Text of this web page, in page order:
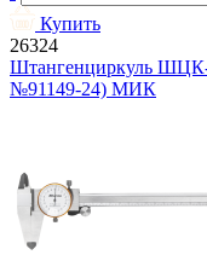
Купить
26324
Штангенциркуль
№91149-24) МИК